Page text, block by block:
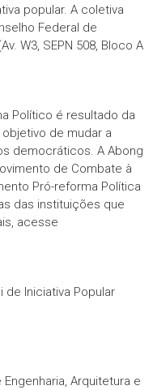
popular. A coletiva
Federal de
W3, SEPN 508, Bloco A
Político é resultado da
de mudar a
democráticos. A Abong
de Combate à
Pró-reforma Política
das instituições que
acesse
Iniciativa Popular
Arquitetura e